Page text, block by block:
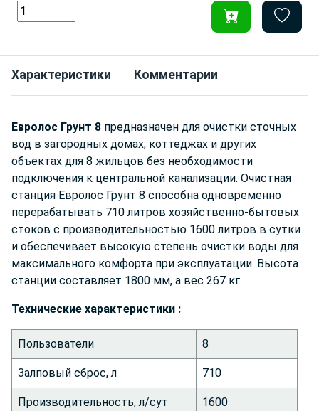
Характеристики Комментарии
Евролос Грунт 8 предназначен для очистки сточных
вод в загородных домах, коттеджах и других
объектах для 8 жильцов без необходимости
подключения к центральной канализации. Очистная
станция Евролос Грунт 8 способна одновременно
перерабатывать 710 литров хозяйственно-бытовых
стоков с производительностью 1600 литров в сутки
и обеспечивает высокую степень очистки воды для
максимального комфорта при эксплуатации. Высота
станции составляет 1800 мм, а вес 267 кг.
Технические характеристики :
Пользователи 8
Залповый сброс, л 710
Производительность, л/сут 1600